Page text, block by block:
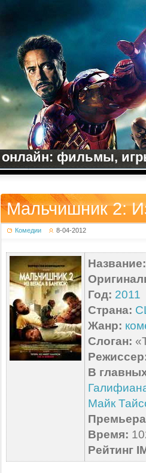
онлайн: фильмы,
Мальчишник 2:
Комедии 8-04-2012
Название:
Год: 2011
Страна:
Жанр:
Слоган:
В
Майк
Время:
Рейтинг